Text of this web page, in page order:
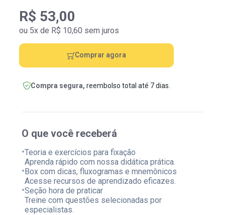
O que você receberá
•Teoria e exercícios para fixação
Aprenda rápido com nossa didática prática.
•Box com dicas, fluxogramas e mnemônicos
Acesse recursos de aprendizado eficazes.
•Seção hora de praticar
Treine com questões selecionadas por
especialistas.
R$ 53,00
ou 5x de R$ 10,60 sem juros
Comprar agora
Compra segura, reembolso total até 7 dias.